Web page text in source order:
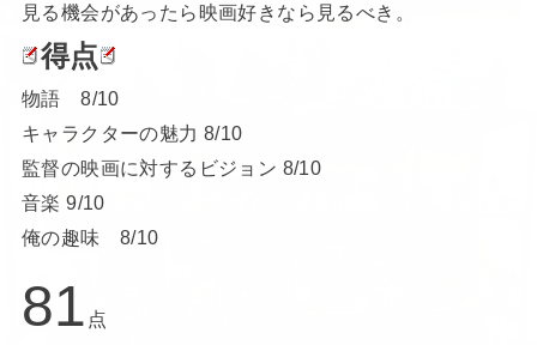
見る機会があったら映画好きなら見るべき。
得点
物語 8/10
キャラクターの魅力 8/10
監督の映画に対するビジョン 8/10
音楽 9/10
俺の趣味 8/10
81 点